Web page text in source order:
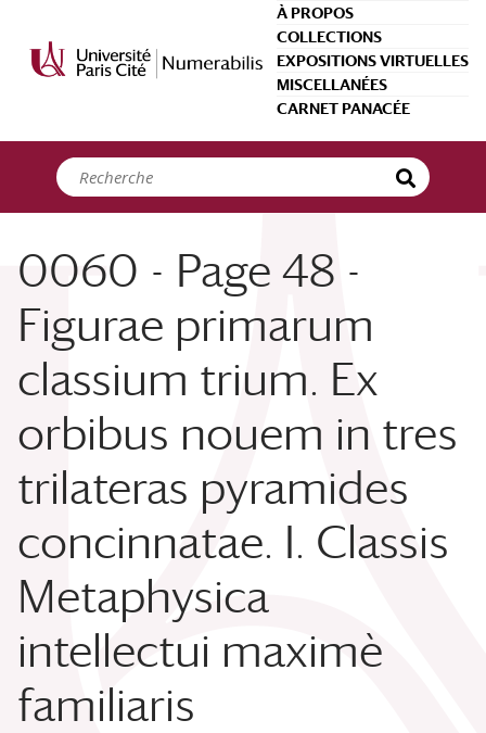
À PROPOS
COLLECTIONS
EXPOSITIONS VIRTUELLES
MISCELLANÉES
CARNET PANACÉE
0060 - Page 48 -
Figurae primarum
classium trium. Ex
orbibus nouem in tres
trilateras pyramides
concinnatae. I. Classis
Metaphysica
intellectui maximè
familiaris